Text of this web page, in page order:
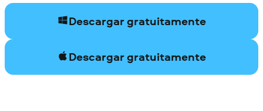
Descargar gratuitamente
Descargar gratuitamente